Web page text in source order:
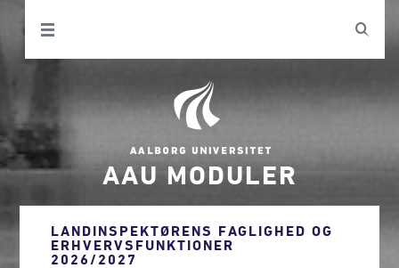
AAU MODULER
LANDINSPEKTØRENS FAGLIGHED OG
ERHVERVSFUNKTIONER
2026/2027